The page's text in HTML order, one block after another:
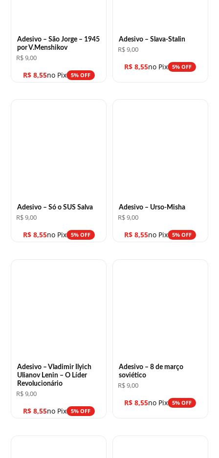
Adesivo – São Jorge – 1945
por V.Menshikov
R$9,00
R$8,55no Pix 5% OFF
Adesivo – Slava-Stalin
R$9,00
R$ 8,55no Pix 5% OFF
Adesivo – Só o SUS Salva
R$9,00
R$8,55no Pix 5% OFF
Adesivo – Urso-Misha
R$9,00
R$ 8,55no Pix 5% OFF
Adesivo – Vladimir Ilyich
Ulianov Lenin – O Líder
Revolucionário
R$9,00
R$8,55no Pix 5% OFF
Adesivo – 8 de março
soviético
R$9,00
R$ 8,55no Pix 5% OFF